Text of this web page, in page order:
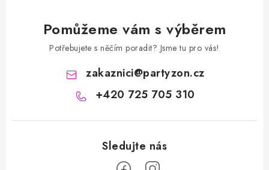
Pomůžeme vám s výběrem
Potřebujete s něčím poradit? Jsme tu pro vás!
zakaznici@partyzon.cz
+420 725 705 310